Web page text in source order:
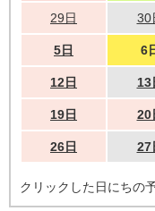
29日 30
5日 6
12日 13
19日 20
26日 27
クリックした日にちの